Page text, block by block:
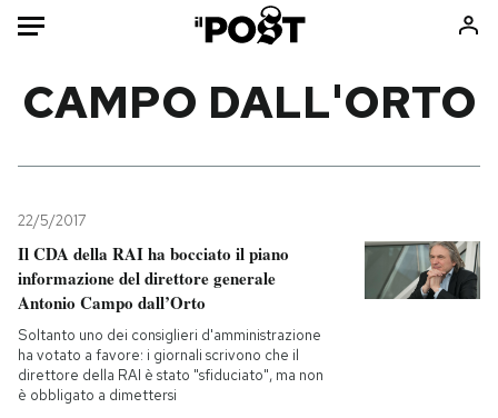
Mondo
Politica
Tecnologia
Internet
Scienza
Cultura
Consumismi
Media
Europa
CAMPO DALL'ORTO
22/5/2017
Il CDA della RAI ha bocciato il piano
informazione del direttore generale
Antonio Campo dall’Orto
Soltanto uno dei consiglieri d'amministrazione
ha votato a favore: i giornali scrivono che il
direttore della RAI è stato "sfiduciato", ma non
è obbligato a dimettersi